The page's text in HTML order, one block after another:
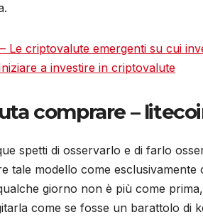
Le criptovalute emergenti su cui
a investire in criptovalute
comprare –
spetti di osservarlo e di farlo
tale modello come
giorno non è più come
come se fosse un barattolo